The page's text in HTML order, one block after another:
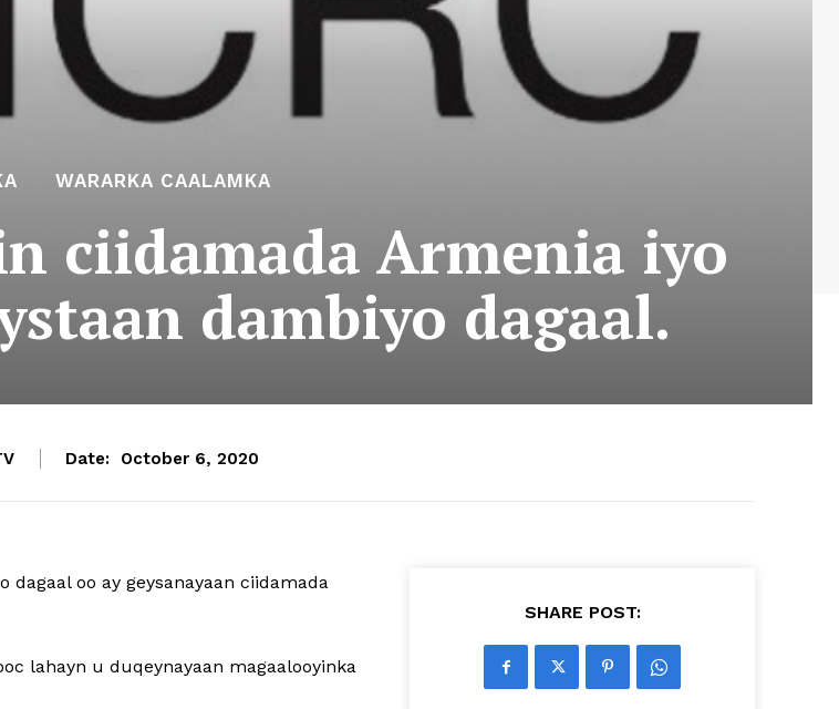
WARARKA CAALAMKA
ciidamada Armenia iyo
dambiyo dagaal.
Date: October 6, 2020
oo ay geysanayaan ciidamada
lahayn u duqeynayaan magaalooyinka
SHARE POST: